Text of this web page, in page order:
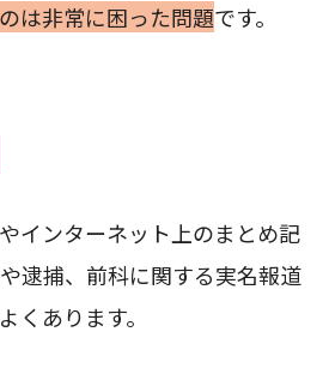
は非常に困った問題です。
インターネット上のまとめ記
逮捕、前科に関する実名報道
くあります。